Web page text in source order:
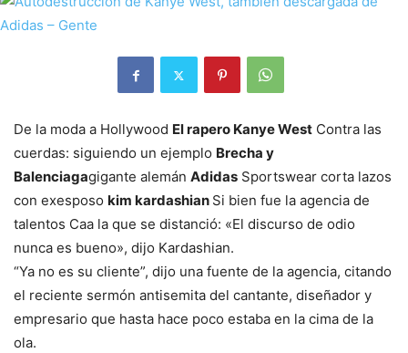
De la moda a Hollywood El rapero Kanye West Contra las
cuerdas: siguiendo un ejemplo Brecha y
Balenciagagigante alemán Adidas Sportswear corta lazos
con exesposo kim kardashian Si bien fue la agencia de
talentos Caa la que se distanció: «El discurso de odio
nunca es bueno», dijo Kardashian.
“Ya no es su cliente”, dijo una fuente de la agencia, citando
el reciente sermón antisemita del cantante, diseñador y
empresario que hasta hace poco estaba en la cima de la
ola.